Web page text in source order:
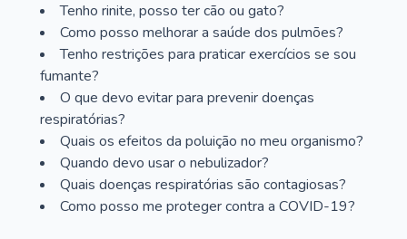
Tenho rinite, posso ter cão ou gato?
Como posso melhorar a saúde dos pulmões?
Tenho restrições para praticar exercícios se sou
fumante?
O que devo evitar para prevenir doenças
respiratórias?
Quais os efeitos da poluição no meu organismo?
Quando devo usar o nebulizador?
Quais doenças respiratórias são contagiosas?
Como posso me proteger contra a COVID-19?